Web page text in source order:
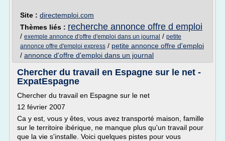
Site : directemploi.com
Thèmes liés : recherche annonce offre d emploi
/ exemple annonce d'offre d'emploi dans un journal / petite
annonce offre d'emploi express / petite annonce offre d'emploi
/ annonce d'offre d'emploi dans un journal
Chercher du travail en Espagne sur le net -
ExpatEspagne
Chercher du travail en Espagne sur le net
12 février 2007
Ca y est, vous y êtes, vous avez transporté maison, famille
sur le territoire ibérique, ne manque plus qu'un travail pour
que la vie s'installe. Voici quelques pistes pour vous